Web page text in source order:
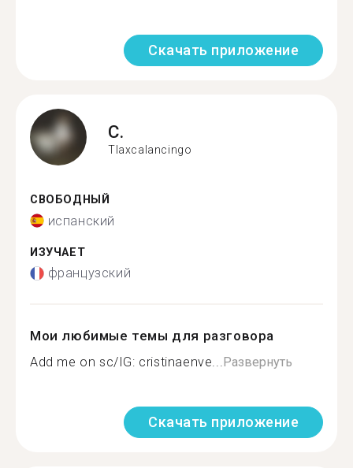
Скачать приложение
C.
Tlaxcalancingo
СВОБОДНЫЙ
испанский
ИЗУЧАЕТ
французский
Мои любимые темы для разговора
Add me on sc/IG: cristinaenve...Развернуть
Скачать приложение